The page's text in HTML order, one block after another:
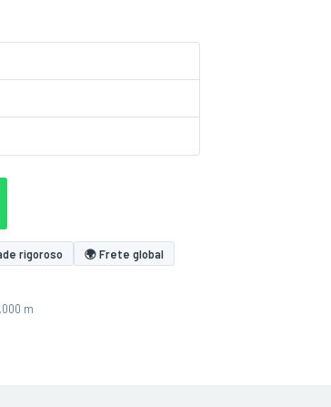
rigoroso
🌍 Frete global
m